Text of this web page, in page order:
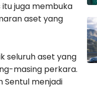
juga membuka
aset yang
seluruh aset yang
masing perkara.
Sentul menjadi